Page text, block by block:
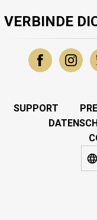
VERBINDE
SUPPORT